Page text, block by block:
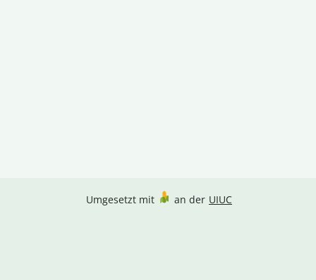
Umgesetzt mit an der UIUC